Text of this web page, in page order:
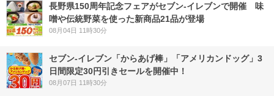
長野県150周年記念フェアがセブン-イレブンで開催 味
噌や伝統野菜を使った新商品21品が登場
08月04日 11時30分
セブン‐イレブン「からあげ棒」「アメリカンドッグ」3
日間限定30円引きセールを開催中！
08月07日 11時30分